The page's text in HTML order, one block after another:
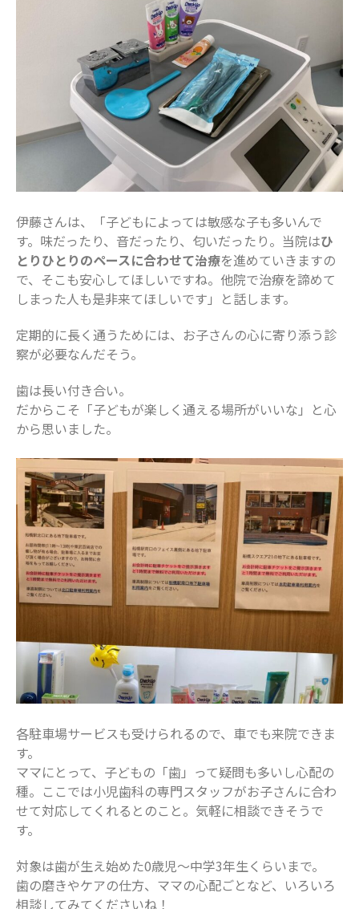
伊藤さんは、「子どもによっては敏感な子も多いんで
す。味だったり、音だったり、匂いだったり。当院はひ
とりひとりのペースに合わせて治療を進めていきますの
で、そこも安心してほしいですね。他院で治療を諦めて
しまった人も是非来てほしいです」と話します。
定期的に長く通うためには、お子さんの心に寄り添う診
察が必要なんだそう。
歯は長い付き合い。
だからこそ「子どもが楽しく通える場所がいいな」と心
から思いました。
各駐車場サービスも受けられるので、車でも来院できま
す。
ママにとって、子どもの「歯」って疑問も多いし心配の
種。ここでは小児歯科の専門スタッフがお子さんに合わ
せて対応してくれるとのこと。気軽に相談できそうで
す。
対象は歯が生え始めた0歳児〜中学3年生くらいまで。
歯の磨きやケアの仕方、ママの心配ごとなど、いろいろ
相談してみてくださいね！